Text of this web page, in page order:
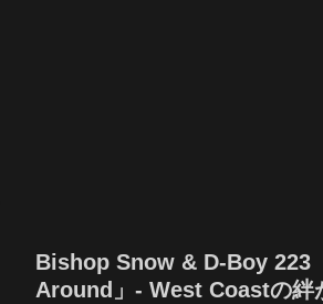
Bishop Snow & D-Boy 223
Around」- West Coastの絆